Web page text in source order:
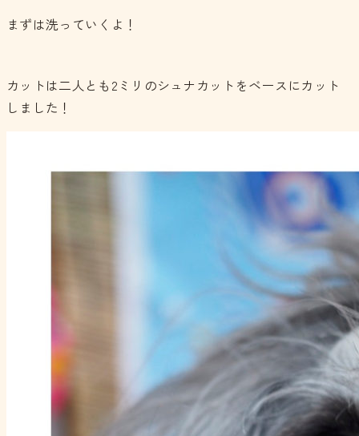
まずは洗っていくよ！
カットは二人とも2ミリのシュナカットをベースにカット
しました！